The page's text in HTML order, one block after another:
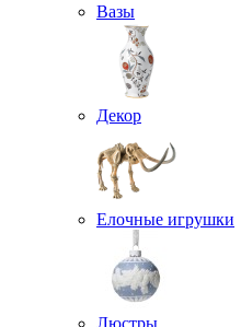
Вазы
Декор
Елочные игрушки
Люстры